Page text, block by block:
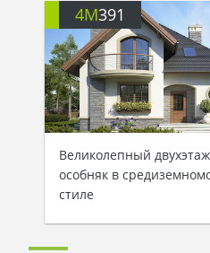
4M391
Великолепный
особняк в
стиле